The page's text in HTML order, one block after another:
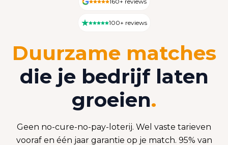
100+ reviews
Duurzame matches
die je bedrijf laten
groeien.
Geen no-cure-no-pay-loterij. Wel vaste tarieven
vooraf en één jaar garantie op je match. 95% van